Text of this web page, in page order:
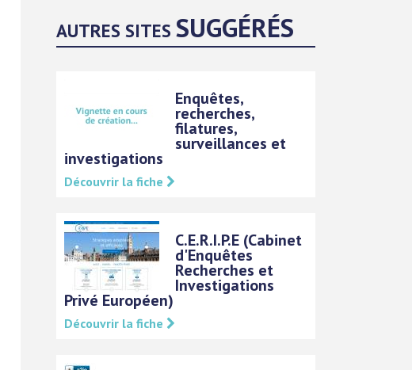
AUTRES SITESSUGGÉRÉS
Enquêtes,
recherches,
filatures,
surveillances et
investigations
Découvrir la fiche
C.E.R.I.P.E (Cabinet
d'Enquêtes
Recherches et
Investigations
Privé Européen)
Découvrir la fiche